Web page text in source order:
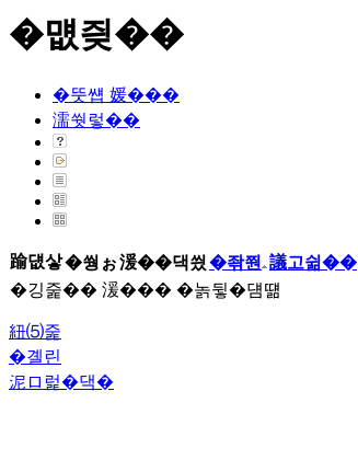
�먮즺��
�뚯썝 媛���
濡쒓렇��
踰덊샇�쒕ぉ湲��댁씠�좎쭨 議고쉶��
�깅줉�� 湲��� �놁뒿�덈떎
紐⑸줉
�곌린
泥ロ럹�댁�